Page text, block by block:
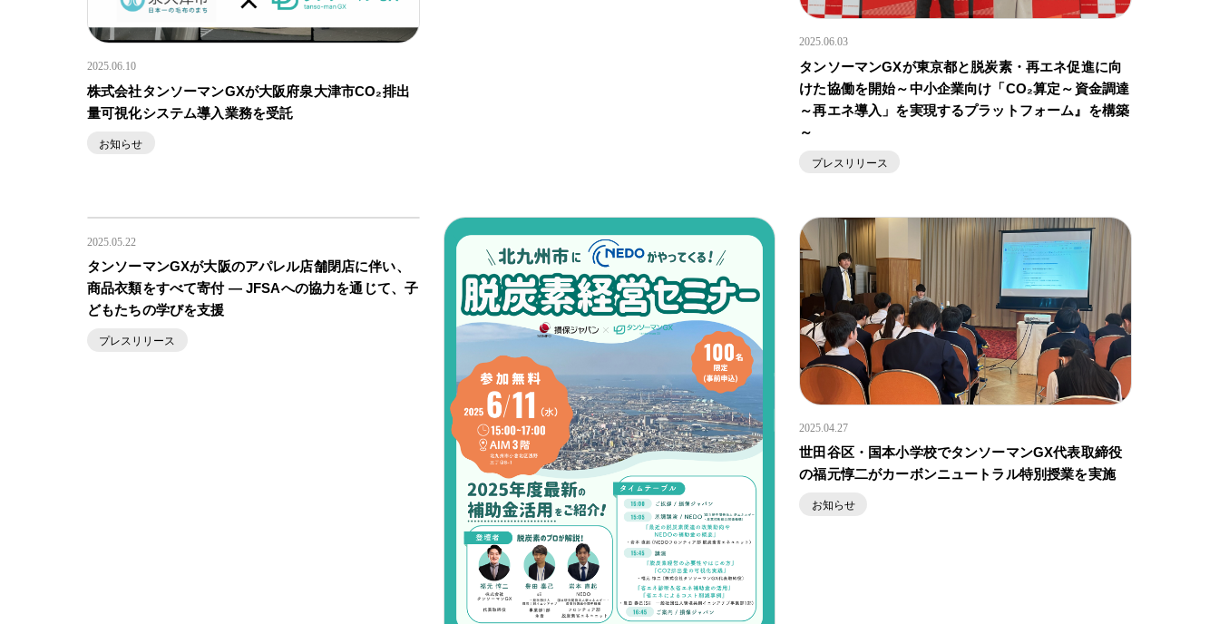
2025.06.10
株式会社タンソーマンGXが大阪府泉大津市CO₂排出
量可視化システム導入業務を受託
お知らせ
2025.06.03
タンソーマンGXが東京都と脱炭素・再エネ促進に向
けた協働を開始～中小企業向け「CO₂算定～資金調達
～再エネ導入」を実現するプラットフォーム』を構築
～
プレスリリース
2025.05.22
タンソーマンGXが大阪のアパレル店舗閉店に伴い、
商品衣類をすべて寄付 ― JFSAへの協力を通じて、子
どもたちの学びを支援
プレスリリース
2025.04.27
世田谷区・国本小学校でタンソーマンGX代表取締役
の福元惇二がカーボンニュートラル特別授業を実施
お知らせ